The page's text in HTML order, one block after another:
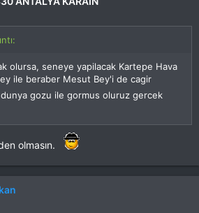
olursa, seneye yapilacak Kartepe Hava
ile beraber Mesut Bey'i de cagir
gozu ile gormus oluruz gercek
olmasın.